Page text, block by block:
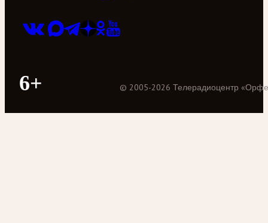
6+ © 2005-2026 Телерадиоцентр